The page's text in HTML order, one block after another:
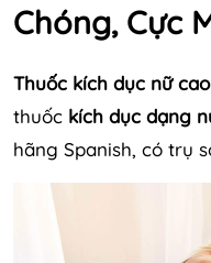
Chóng, Cực
Thuốc kích dục nữ
thuốc kích dục dạng
hãng Spanish, có trụ